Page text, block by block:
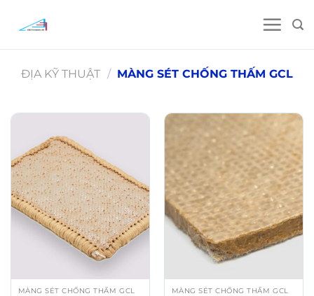
ĐỊA KỸ THUẬT / MÀNG SÉT CHỐNG THẤM GCL
MÀNG SÉT CHỐNG THẤM GCL MÀNG SÉT CHỐNG THẤM GCL